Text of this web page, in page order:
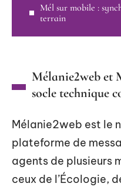
Mél sur mobile :
terrain
Mélanie2web et
socle technique
Mélanie2web est le
plateforme de
agents de plusieurs
ceux de l’Écologie,